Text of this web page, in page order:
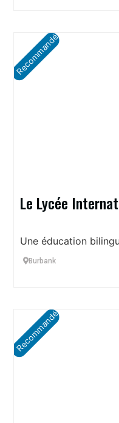
Recommandé
Le Lycée
Une éducation
Burbank
Recommandé